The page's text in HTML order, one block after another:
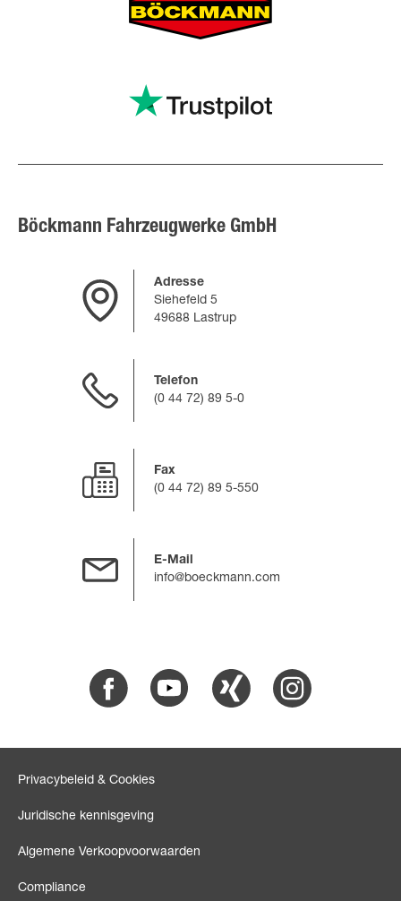
Böckmann Fahrzeugwerke GmbH
Adresse
Siehefeld 5
49688 Lastrup
Telefon
(0 44 72) 89 5-0
Fax
(0 44 72) 89 5-550
E-Mail
info@boeckmann.com
Facebook Youtube Xing Instagram
Privacybeleid & Cookies
Juridische kennisgeving
Algemene Verkoopvoorwaarden
Compliance